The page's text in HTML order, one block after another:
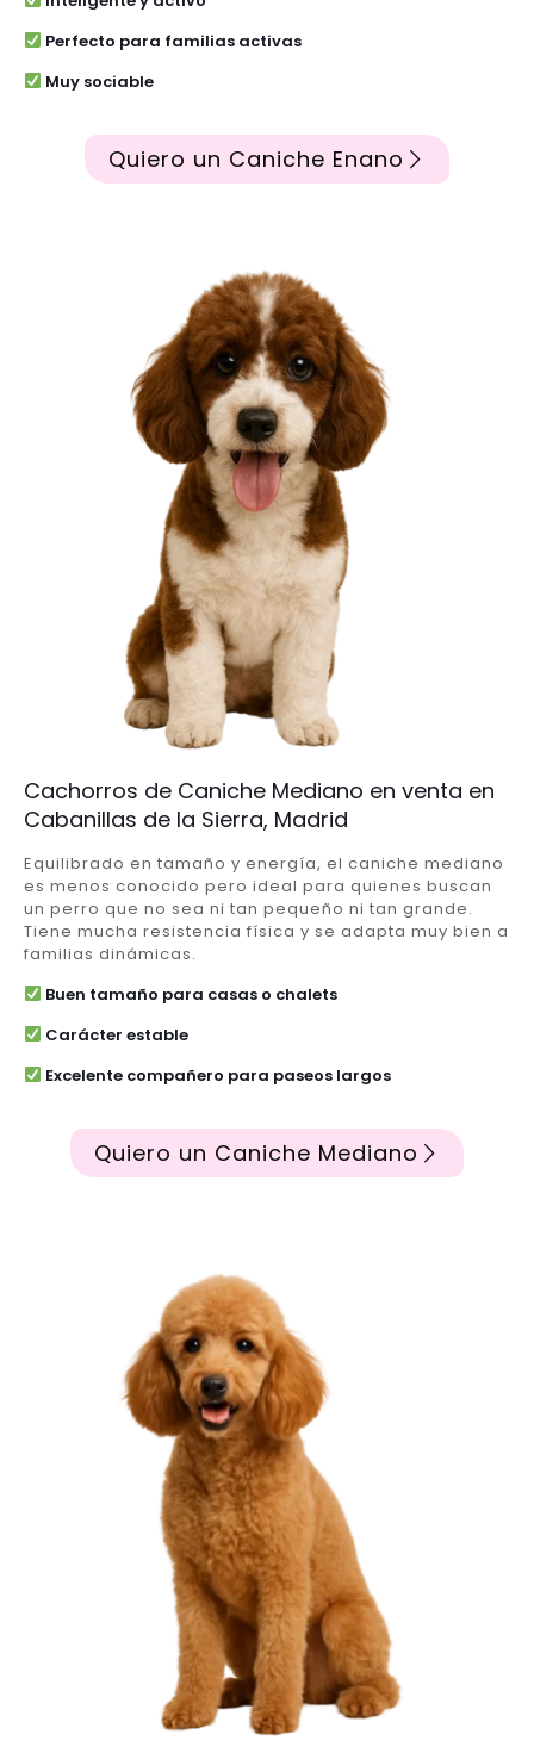
Perfecto para familias activas
Muy sociable
Quiero un Caniche Enano
Cachorros de Caniche Mediano en venta en
Cabanillas de la Sierra, Madrid
Equilibrado en tamaño y energía, el caniche mediano
es menos conocido pero ideal para quienes buscan
un perro que no sea ni tan pequeño ni tan grande.
Tiene mucha resistencia física y se adapta muy bien a
familias dinámicas.
Buen tamaño para casas o chalets
Carácter estable
Excelente compañero para paseos largos
Quiero un Caniche Mediano